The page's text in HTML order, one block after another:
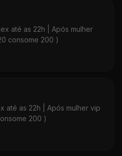
até as 22h | Após mulher
consome 200 )
até as 22h | Após mulher vip
200 )